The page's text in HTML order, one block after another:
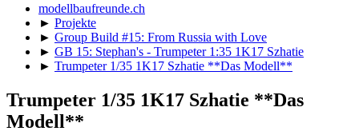
modellbaufreunde.ch
► Projekte
► Group Build #15: From Russia with Love
► GB 15: Stephan's - Trumpeter 1:35 1K17 Szhatie
► Trumpeter 1/35 1K17 Szhatie **Das Modell**
Trumpeter 1/35 1K17 Szhatie **Das
Modell**